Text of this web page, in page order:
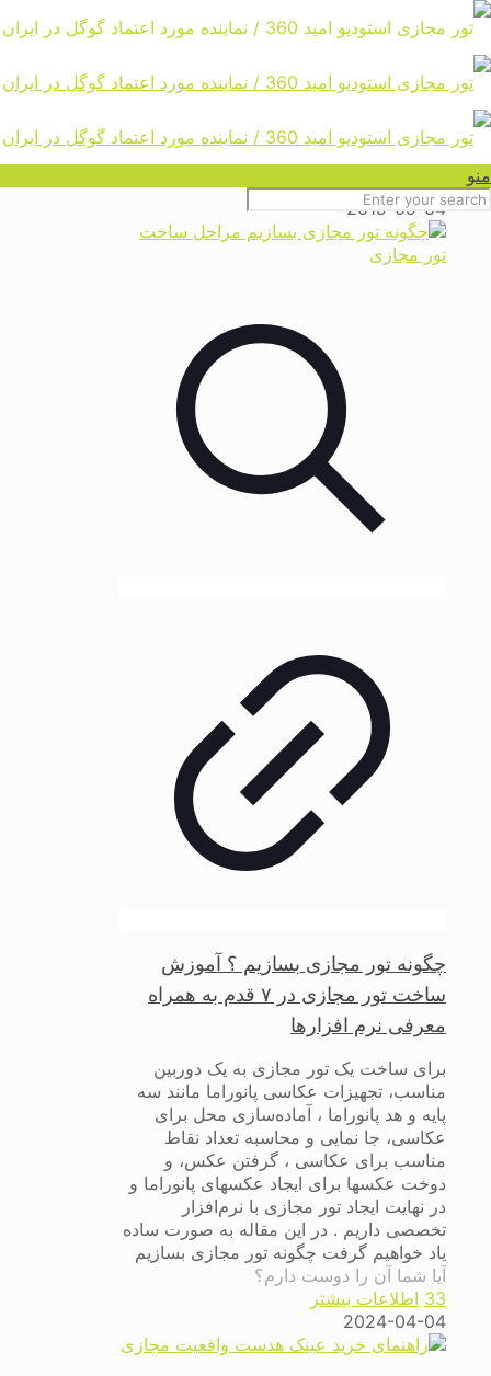
منو
وبلاگ و مقالات
Home
وبلاگ و مقالات
2019-09-04
چگونه تور مجازی بسازیم ؟ آموزش
ساخت تور مجازی در ۷ قدم به همراه
معرفی نرم افزارها
برای ساخت یک تور مجازی به یک دوربین
مناسب، تجهیزات عکاسی پانوراما مانند سه
پایه و هد پانوراما ، آماده‌سازی محل برای
عکاسی، جا نمایی و محاسبه تعداد نقاط
مناسب برای عکاسی ، گرفتن عکس، و
دوخت عکسها برای ایجاد عکسهای پانوراما و
در نهایت ایجاد تور مجازی با نرم‌افزار
تخصصی داریم . در این مقاله به صورت ساده
یاد خواهیم گرفت چگونه تور مجازی بسازیم
آیا شما آن را دوست دارم؟
33 اطلاعات بیشتر
2024-04-04